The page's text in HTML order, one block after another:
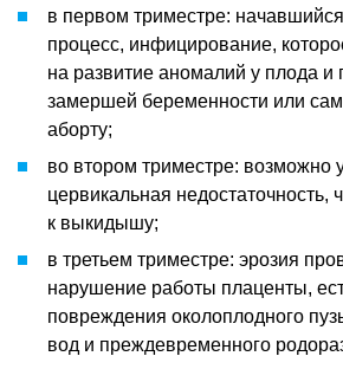
в первом триместре:
процесс, инфицирование,
на развитие аномалий у плода и
замершей беременности или
аборту;
во втором триместре: возможно
цервикальная недостаточность,
к выкидышу;
в третьем триместре: эрозия
нарушение работы плаценты,
повреждения околоплодного
вод и преждевременного